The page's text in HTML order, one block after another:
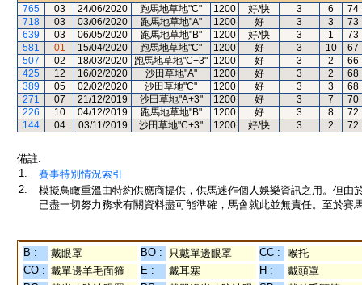
765
03 24/06/2020 跑馬地草地"C" 1200 好/快 3 6
74
718
03 03/06/2020 跑馬地草地"A" 1200 好 3 3
73
639
03 06/05/2020 跑馬地草地"B" 1200 好/快 3 1
73
581
01 15/04/2020 跑馬地草地"C" 1200 好 3 10
67
507
02 18/03/2020 跑馬地草地"C+3" 1200 好 3 2
66
425
12 16/02/2020 沙田草地"A" 1200 好 3 2
68
389
05 02/02/2020 沙田草地"C" 1200 好 3 3
68
271
07 21/12/2019 沙田草地"A+3" 1200 好 3 7
70
226
10 04/12/2019 跑馬地草地"B" 1200 好 3 8
72
144
04 03/11/2019 沙田草地"C+3" 1200 好/快 3 2 72
備註:
1.
賽事特別情況索引
2.
模擬鳥瞰重溫由特約供應商提供，供馬迷作個人娛樂資訊之用。但
已盡一切努力務求有關資料盡可能準確，馬會就此並無責任。至於賽
B : 戴眼罩 BO : 只戴單邊眼罩 CC :
喉托
CO : 戴單邊羊毛面箍 E : 戴耳塞 H :
戴頭罩